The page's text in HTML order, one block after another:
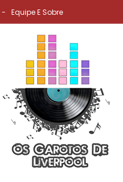
Equipe E Sobre